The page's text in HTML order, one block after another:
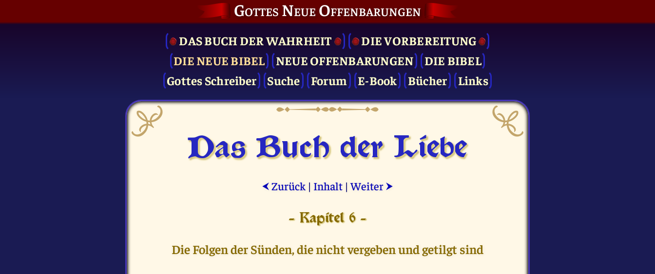
Gottes Neue Offenbarungen
DAS BUCH DER WAHRHEIT
DIE VOR­BEREITUNG
DIE NEUE BIBEL
NEUE OFFENBARUNGEN
DIE BIBEL
Gottes Schreiber
Suche Forum E-Book Bücher Links
Das Buch der Liebe
⮜ Zurück | Inhalt |Weiter ⮞
- Kapitel 6 -
Die Folgen der Sünden, die nicht vergeben und getilgt sind